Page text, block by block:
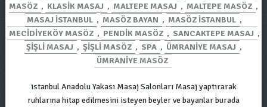
MASÖZ , KLASIK MASAJ , MALTEPE MASAJ , MALTEPE MASÖZ ,
MASAJ ISTANBUL , MASÖZ BAYAN , MASÖZ ISTANBUL ,
MECIDIYEKÖY MASÖZ , PENDIK MASÖZ , SANCAKTEPE MASAJ ,
ŞIŞLI MASAJ , ŞIŞLI MASÖZ , SPA , ÜMRANIYE MASAJ ,
ÜMRANIYE MASÖZ
istanbul Anadolu Yakası Masaj Salonları Masaj yaptırarak
ruhlarına hitap edilmesini isteyen beyler ve bayanlar burada